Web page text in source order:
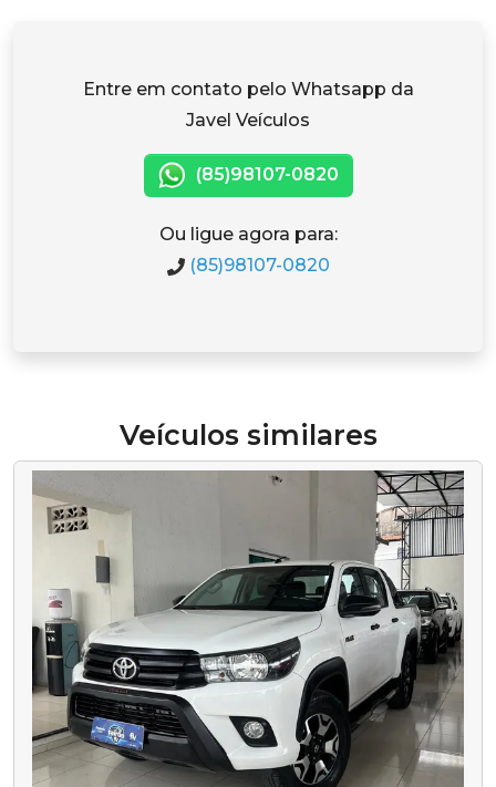
Entre em contato pelo Whatsapp da
Javel Veículos
(85)98107-0820
Ou ligue agora para:
(85)98107-0820
Veículos similares